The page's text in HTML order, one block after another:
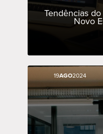
Tendências
Novo
19AGO2024
19AGO2024